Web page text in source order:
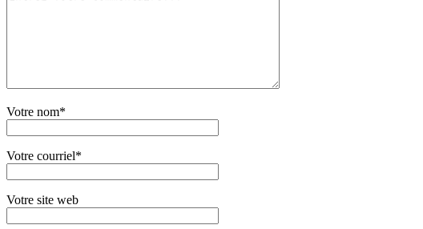
Votre nom*
Votre courriel*
Votre site web